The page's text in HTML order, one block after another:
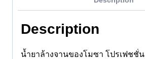
Description
น้ำยาล้างจานของโมซา โปรเฟชชั่